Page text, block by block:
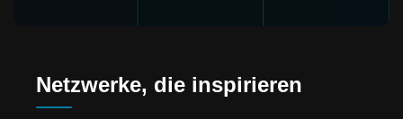
Netzwerke, die inspirieren